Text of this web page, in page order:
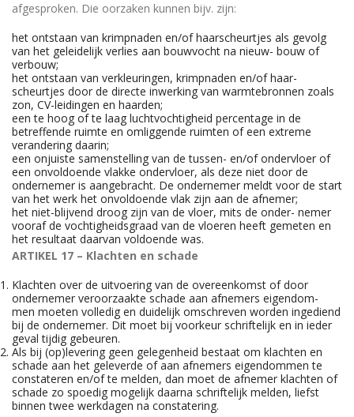
afgesproken. Die oorzaken kunnen bijv. zijn:
het ontstaan van krimpnaden en/of haarscheurtjes als gevolg
van het geleidelijk verlies aan bouwvocht na nieuw- bouw of
verbouw;
het ontstaan van verkleuringen, krimpnaden en/of haar-
scheurtjes door de directe inwerking van warmtebronnen zoals
zon, CV-leidingen en haarden;
een te hoog of te laag luchtvochtigheid percentage in de
betreffende ruimte en omliggende ruimten of een extreme
verandering daarin;
een onjuiste samenstelling van de tussen- en/of ondervloer of
een onvoldoende vlakke ondervloer, als deze niet door de
ondernemer is aangebracht. De ondernemer meldt voor de start
van het werk het onvoldoende vlak zijn aan de afnemer;
het niet-blijvend droog zijn van de vloer, mits de onder- nemer
vooraf de vochtigheidsgraad van de vloeren heeft gemeten en
het resultaat daarvan voldoende was.
ARTIKEL 17 – Klachten en schade
Klachten over de uitvoering van de overeenkomst of door
ondernemer veroorzaakte schade aan afnemers eigendom-
men moeten volledig en duidelijk omschreven worden ingediend
bij de ondernemer. Dit moet bij voorkeur schriftelijk en in ieder
geval tijdig gebeuren.
Als bij (op)levering geen gelegenheid bestaat om klachten en
schade aan het geleverde of aan afnemers eigendommen te
constateren en/of te melden, dan moet de afnemer klachten of
schade zo spoedig mogelijk daarna schriftelijk melden, liefst
binnen twee werkdagen na constatering.